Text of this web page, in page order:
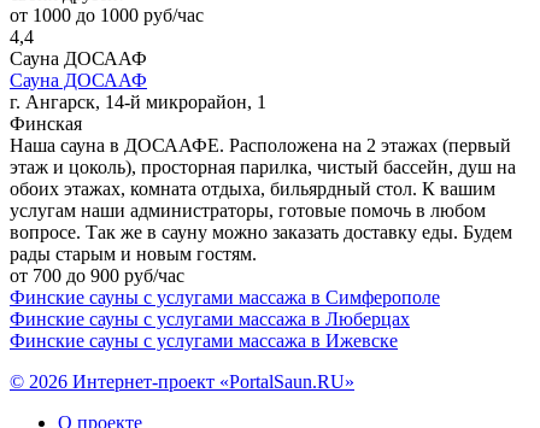
от 1000 до 1000 руб/час
4,4
Сауна ДОСААФ
Сауна ДОСААФ
г. Ангарск, 14-й микрорайон, 1
Финская
Наша сауна в ДОСААФЕ. Расположена на 2 этажах (первый
этаж и цоколь), просторная парилка, чистый бассейн, душ на
обоих этажах, комната отдыха, бильярдный стол. К вашим
услугам наши администраторы, готовые помочь в любом
вопросе. Так же в сауну можно заказать доставку еды. Будем
рады старым и новым гостям.
от 700 до 900 руб/час
Финские сауны с услугами массажа в Симферополе
Финские сауны с услугами массажа в Люберцах
Финские сауны с услугами массажа в Ижевске
© 2026 Интернет-проект «PortalSaun.RU»
О проекте